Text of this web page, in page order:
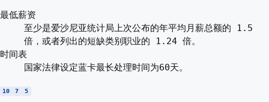
最低薪资
至少是爱沙尼亚统计局上次公布的年平均月薪总额的 1.5
倍，或者列出的短缺类别职业的 1.24 倍。
时间表
国家法律设定蓝卡最长处理时间为60天。
10 7 5